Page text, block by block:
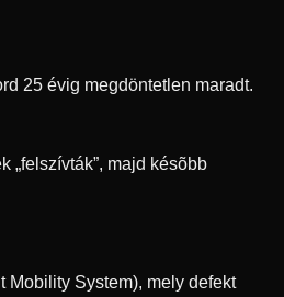
25 évig megdöntetlen maradt.
„felszívták”, majd késõbb
Mobility System), mely defekt